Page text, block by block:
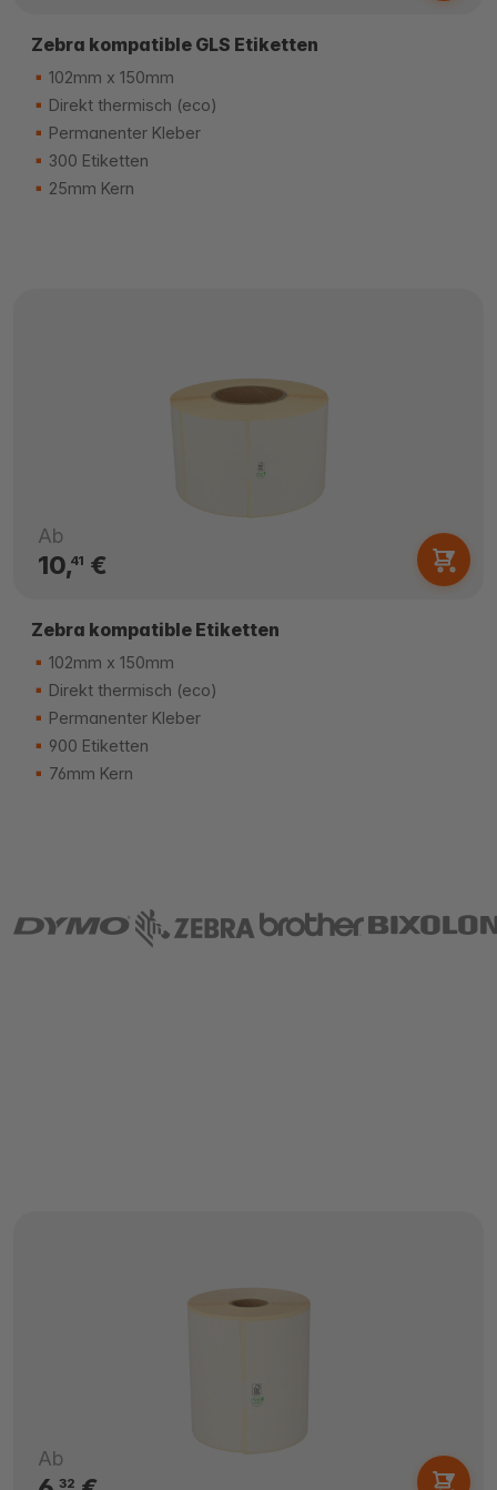
Zebra kompatible GLS Etiketten
102mm x 150mm
Direkt thermisch (eco)
Permanenter Kleber
300 Etiketten
25mm Kern
Ab
10,41 €
Zebra kompatible Etiketten
102mm x 150mm
Direkt thermisch (eco)
Permanenter Kleber
900 Etiketten
76mm Kern
Ab
32